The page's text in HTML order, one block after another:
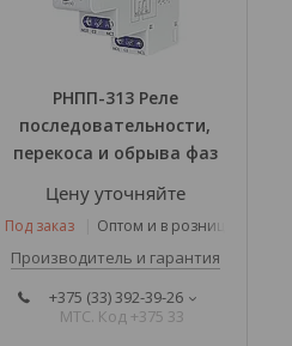
РНПП-313 Реле
последовательности,
перекоса и обрыва фаз
Цену уточняйте
Под заказ Оптом и в розницу
Производитель и гарантия
+375 (33) 392-39-26
МТС. Код +375 33